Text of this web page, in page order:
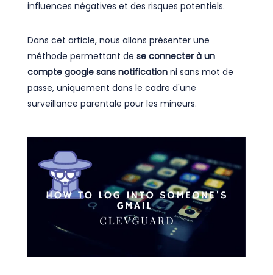
influences négatives et des risques potentiels.
Dans cet article, nous allons présenter une
méthode permettant de se connecter à un
compte google sans notification ni sans mot de
passe, uniquement dans le cadre d'une
surveillance parentale pour les mineurs.